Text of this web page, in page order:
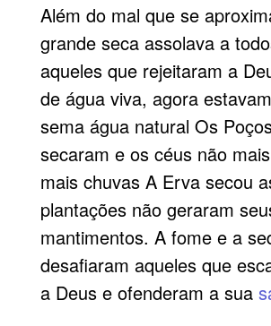
Além do mal que se
grande seca assolava a
aqueles que rejeitaram a
de água viva, agora
sema água natural Os
secaram e os céus não
mais chuvas A Erva secou
plantações não geraram
mantimentos. A fome e a
desafiaram aqueles que
a Deus e ofenderam a sua